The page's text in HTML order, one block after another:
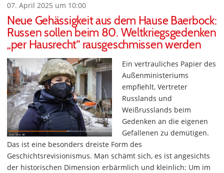
07. April 2025 um 10:00
Neue Gehässigkeit aus dem Hause Baerbock:
Russen sollen beim 80. Weltkriegsgedenken
„per Hausrecht“ rausgeschmissen werden
Ein vertrauliches Papier des
Außenministeriums
empfiehlt, Vertreter
Russlands und
Weißrusslands beim
Gedenken an die eigenen
Gefallenen zu demütigen.
Das ist eine besonders dreiste Form des
Geschichtsrevisionismus. Man schämt sich, es ist angesichts
der historischen Dimension erbärmlich und kleinlich: Um im